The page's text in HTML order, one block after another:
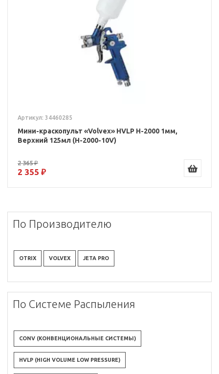
Артикул: 34460285
Мини-краскопульт «Volvex» HVLP H-2000 1мм,
Верхний 125мл (H-2000-10V)
2 365 ₽
2 355 ₽
По Производителю
OTRIX VOLVEX JETA PRO
По Системе Распыления
CONV (КОНВЕНЦИОНАЛЬНЫЕ СИСТЕМЫ)
HVLP (HIGH VOLUME LOW PRESSURE)